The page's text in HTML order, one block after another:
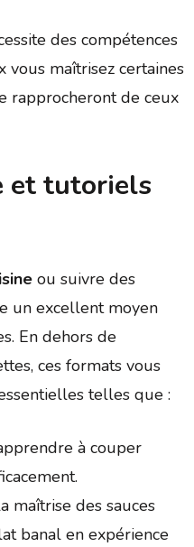
des compétences
vous maîtrisez certaines
rapprocheront de ceux
et tutoriels
ou suivre des
un excellent moyen
En dehors de
ces formats vous
telles que :
à couper
maîtrise des sauces
banal en expérience